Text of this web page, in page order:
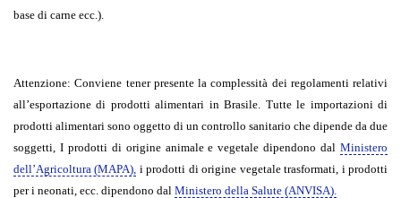
base di carne ecc.).
Attenzione: Conviene tener presente la complessità dei regolamenti relativi
all’esportazione di prodotti alimentari in Brasile. Tutte le importazioni di
prodotti alimentari sono oggetto di un controllo sanitario che dipende da due
soggetti, I prodotti di origine animale e vegetale dipendono dal Ministero
dell’Agricoltura (MAPA), i prodotti di origine vegetale trasformati, i prodotti
per i neonati, ecc. dipendono dal Ministero della Salute (ANVISA).